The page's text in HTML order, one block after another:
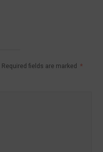
Required fields are marked *